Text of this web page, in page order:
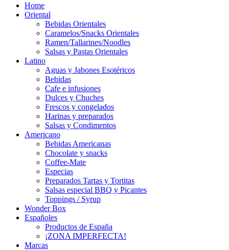
Home
Oriental
Bebidas Orientales
Caramelos/Snacks Orientales
Ramen/Tallarines/Noodles
Salsas y Pastas Orientales
Latino
Aguas y Jabones Esotéricos
Bebidas
Cafe e infusiones
Dulces y Chuches
Frescos y congelados
Harinas y preparados
Salsas y Condimentos
Americano
Bebidas Americanas
Chocolate y snacks
Coffee-Mate
Especias
Preparados Tartas y Tortitas
Salsas especial BBQ y Picantes
Toppings / Syrup
Wonder Box
Españoles
Productos de España
¡ZONA IMPERFECTA!
Marcas